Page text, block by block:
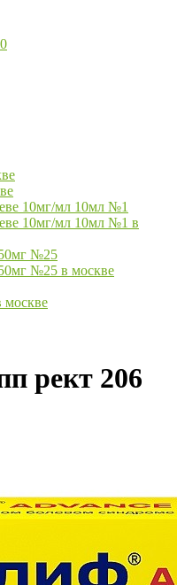
10мг/мл 10мл №1
10мг/мл 10мл №1 в
№25
№25 в москве
москве
рект 206